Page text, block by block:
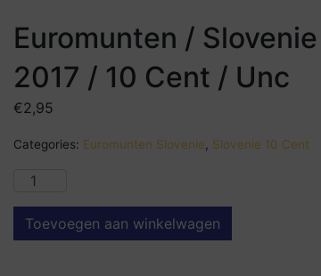
Euromunten /
2017 / 10 Cent / Unc
€2,95
Categories: Euromunten Slovenie Slovenie 10 Cent
Toevoegen aan winkelwagen